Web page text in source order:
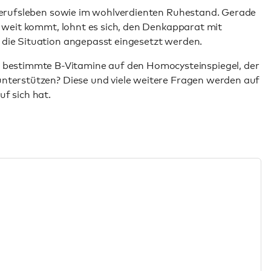
sowie im wohlverdienten Ruhestand. Gerade
kommt, lohnt es sich, den Denkapparat mit
Situation angepasst eingesetzt werden.
B-Vitamine auf den Homocysteinspiegel, der
Diese und viele weitere Fragen werden auf
sich hat.